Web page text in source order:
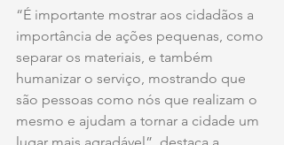
“É importante mostrar aos cidadãos a
importância de ações pequenas, como
separar os materiais, e também
humanizar o serviço, mostrando que
são pessoas como nós que realizam o
mesmo e ajudam a tornar a cidade um